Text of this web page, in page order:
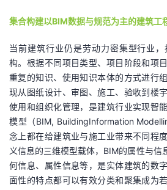
集合构建以BIM数据与规范为主的建筑工
当前建筑行业仍是劳动力密集型行业
构。根据不同项目类型、项目阶段和项
重复的知识、使用知识本体的方式进行
现从图纸设计、审图、施工、验收到楼
使用和组织化管理，是建筑行业实现智
模型（BIM, BuildingInformation
念上都在给建筑业与施工业带来不同程
义信息的三维模型载体，BIM的属性与信
何信息、属性信息等，是实体建筑的数
面性的特点都可以有效分类和聚集成为